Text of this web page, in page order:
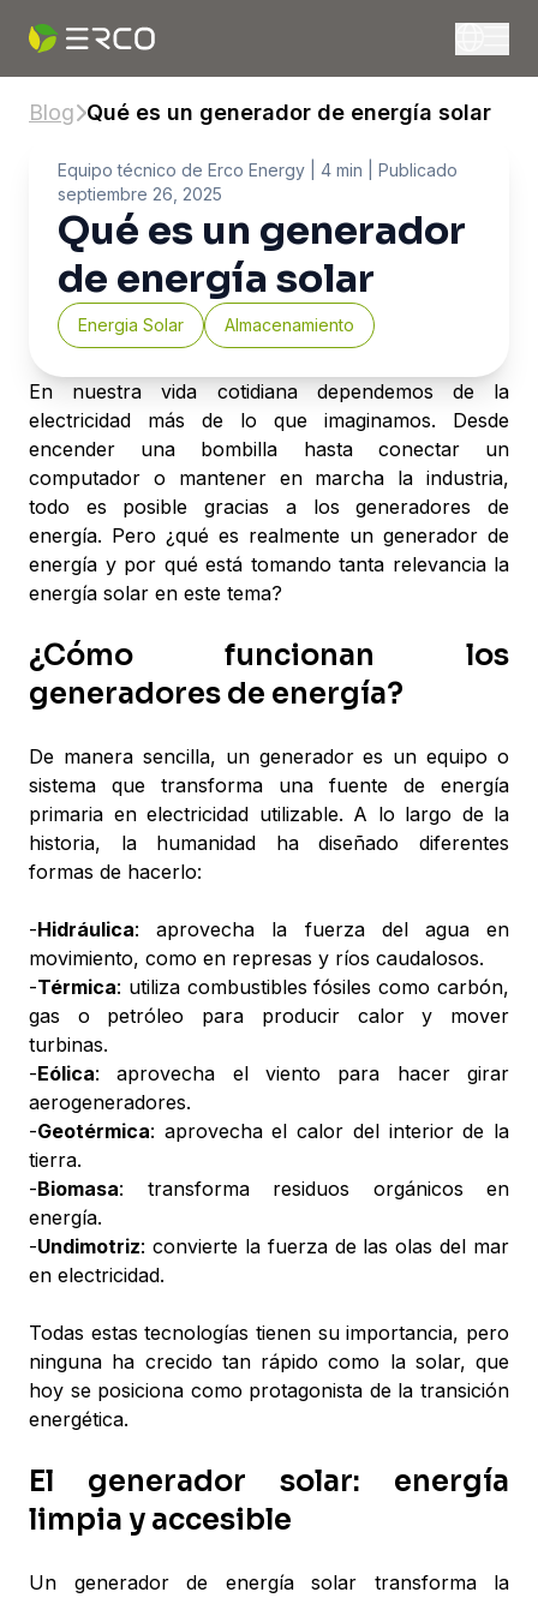
Blog Qué es un generador de energía solar
Equipo técnico de Erco Energy | 4 min | Publicado
septiembre 26, 2025
Qué es un generador
de energía solar
Energia Solar Almacenamiento
En nuestra vida cotidiana dependemos de la
electricidad más de lo que imaginamos. Desde
encender una bombilla hasta conectar un
computador o mantener en marcha la industria,
todo es posible gracias a los generadores de
energía. Pero ¿qué es realmente un generador de
energía y por qué está tomando tanta relevancia la
energía solar en este tema?
¿Cómo funcionan los
generadores de energía?
De manera sencilla, un generador es un equipo o
sistema que transforma una fuente de energía
primaria en electricidad utilizable. A lo largo de la
historia, la humanidad ha diseñado diferentes
formas de hacerlo:
-Hidráulica: aprovecha la fuerza del agua en
movimiento, como en represas y ríos caudalosos.
-Térmica: utiliza combustibles fósiles como carbón,
gas o petróleo para producir calor y mover
turbinas.
-Eólica: aprovecha el viento para hacer girar
aerogeneradores.
-Geotérmica: aprovecha el calor del interior de la
tierra.
-Biomasa: transforma residuos orgánicos en
energía.
-Undimotriz: convierte la fuerza de las olas del mar
en electricidad.
Todas estas tecnologías tienen su importancia, pero
ninguna ha crecido tan rápido como la solar, que
hoy se posiciona como protagonista de la transición
energética.
El generador solar: energía
limpia y accesible
Un generador de energía solar transforma la